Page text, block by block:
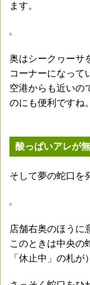
ます。
奥はシークヮーサ
コーナーになって
空港からも近いの
のにも便利ですね。
酸っぱいアレが
そして夢の蛇口を
店舗右奥のほうに
このときは中央の
「休止中」の札が